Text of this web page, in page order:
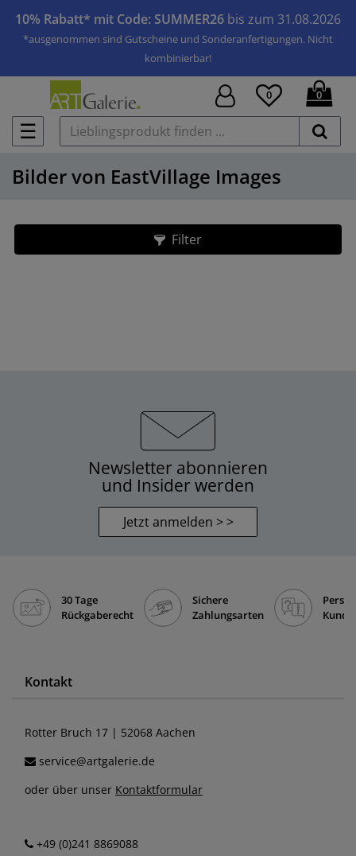
10% Rabatt* mit Code: SUMMER26 bis zum 31.08.2026
*ausgenommen sind Gutscheine und Sonderanfertigungen. Nicht
kombinierbar!
☰
0 0
Bilder von EastVillage Images
Filter
Newsletter abonnieren
und Insider werden
Jetzt anmelden > >
30 Tage
Rückgaberecht
Sichere
Zahlungsarten
Kontakt
Rotter Bruch 17 | 52068 Aachen
service@artgalerie.de
oder über unser Kontaktformular
+49 (0)241 8869088